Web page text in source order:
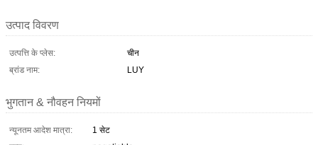
उत्पाद विवरण
उत्पत्ति के प्लेस:
चीन
ब्रांड नाम:
LUY
भुगतान & नौवहन नियमों
न्यूनतम आदेश मात्रा:
1 सेट